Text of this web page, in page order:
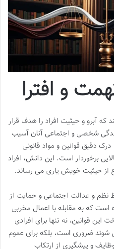
و افترا
که آبرو و حیثیت افراد را هدف قرار
شخصی و اجتماعی آنان آسیب
درک دقیق قوانین و مواد قانونی
برخوردار است. این دانش، افراد
از حیثیت خویش یاری می رساند.
نظم و عدالت اجتماعی و حمایت از
که به مقابله با اعمال مخربی
قوانین، نه تنها برای افرادی
شوند ضروری است، بلکه برای عموم
و پیشگیری از ارتکاب